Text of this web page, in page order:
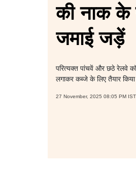
की नाक के
जमाई जड़ें
परित्यक्त पांचवें और छठे रेलवे
लगाकर कब्जे के लिए तैयार किया
27 November, 2025 08:05 PM